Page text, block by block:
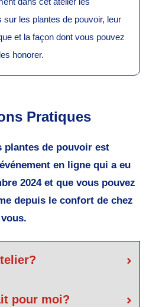
les plantes de pouvoir, leur
et la façon dont vous pouvez
honorer.
Pratiques
plantes de pouvoir est
en ligne qui a eu
2024 et que vous pouvez
depuis le confort de chez
vous.
pour moi?